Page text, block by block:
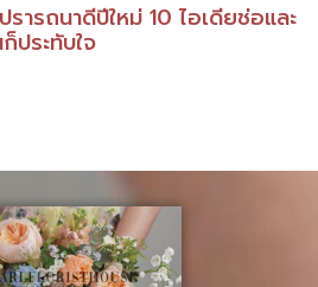
ารถนาดีปีใหม่ 10 ไอเดียช่อและ
ประทับใจ